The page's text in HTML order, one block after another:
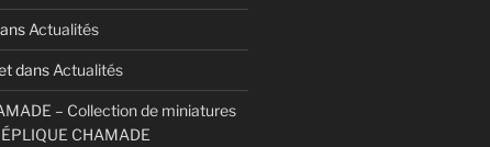
Actualités
dans Actualités
– Collection de miniatures
CHAMADE